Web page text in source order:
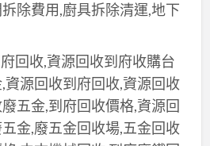
除費用,廚具拆除清運,地下
回收,資源回收到府收購台
資源回收到府回收,資源回收
五金,到府回收價格,資源回
金,廢五金回收場,五金回收